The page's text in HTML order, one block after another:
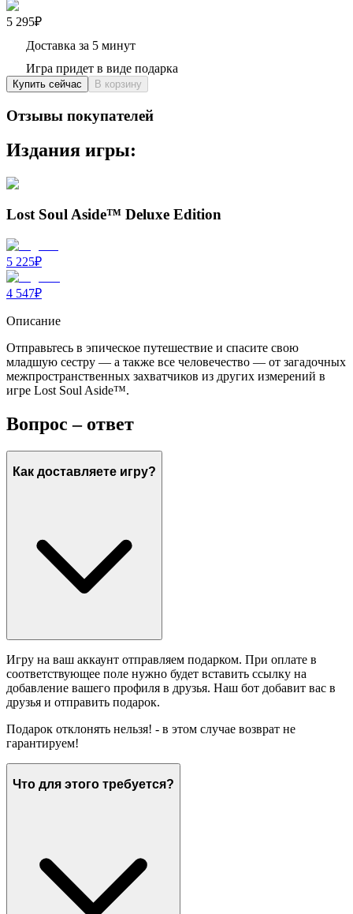
5 295₽
Доставка за 5 минут
Игра придет в виде подарка
Купить сейчас В корзину
Отзывы покупателей
Издания игры:
Lost Soul Aside™ Deluxe Edition
5 225₽
4 547₽
Описание
Отправьтесь в эпическое путешествие и спасите свою
младшую сестру — а также все человечество — от загадочных
межпространственных захватчиков из других измерений в
игре Lost Soul Aside™.
Вопрос – ответ
Как доставляете игру?
Игру на ваш аккаунт отправляем подарком. При оплате в
соответствующее поле нужно будет вставить ссылку на
добавление вашего профиля в друзья. Наш бот добавит вас в
друзья и отправить подарок.
Подарок отклонять нельзя! - в этом случае возврат не
гарантируем!
Что для этого требуется?